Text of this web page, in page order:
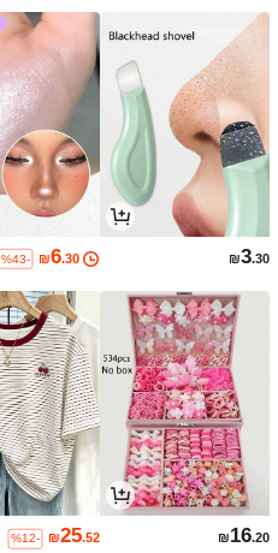
₪3.30
₪6.30
%43-
₪16.20
₪25.52
%12-